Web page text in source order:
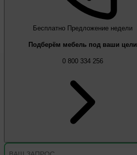
Бесплатно Предложение недели
Подберём мебель под ваши цели
0 800 334 256